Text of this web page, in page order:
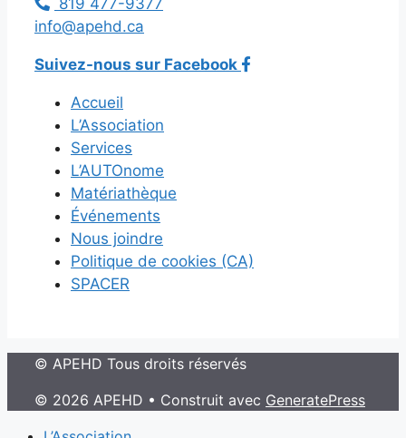
info@apehd.ca
Suivez-nous sur Facebook
Accueil
L’Association
Services
L’AUTOnome
Matériathèque
Événements
Nous joindre
Politique de cookies (CA)
SPACER
© APEHD Tous droits réservés
© 2026 APEHD • Construit avec GeneratePress